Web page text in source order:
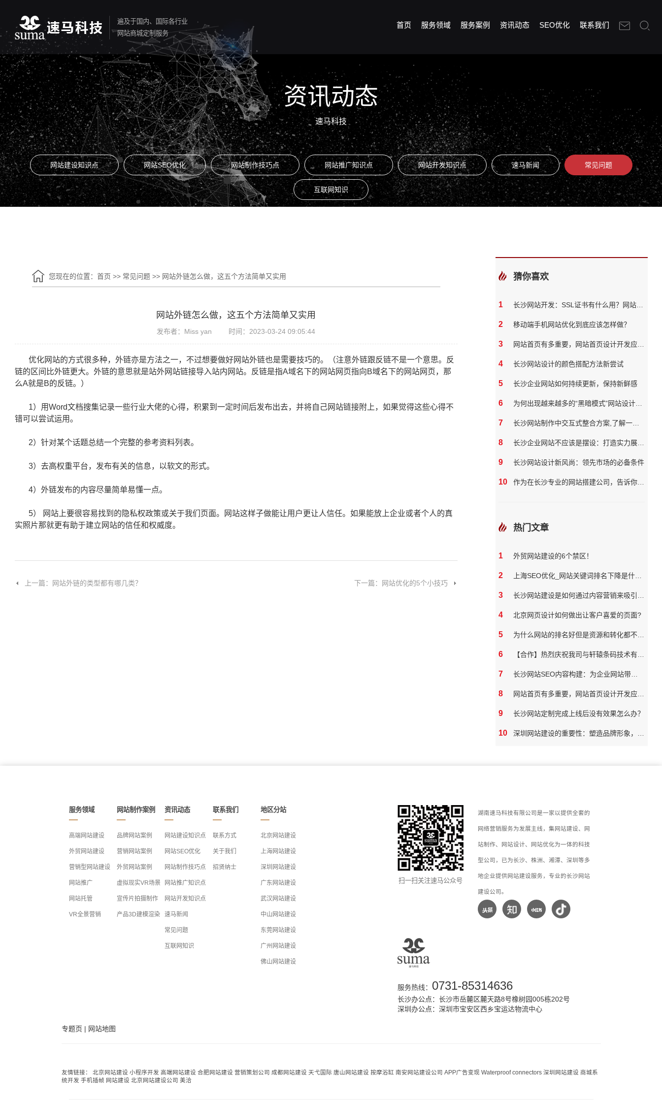
遍及于国内、国际各行业
网站商城定制服务
首页 服务领域 服务案例 资讯动态 SEO优化 联系我们
资讯动态
速马科技
网站建设知识点 网站SEO优化 网站制作技巧点 网站推广知识点 网站开发知识点 速马新闻 常见问题
互联网知识
您现在的位置： 首页 >> 常见问题 >> 网站外链怎么做，这五个方法简单又实用
网站外链怎么做，这五个方法简单又实用
发布者：Miss yan 时间：2023-03-24 09:05:44
优化网站的方式很多种，外链亦是方法之一，不过想要做好网站外链也是需要技巧的。（注意外链跟反链不是一个意思。反
链的区间比外链更大。外链的意思就是站外网站链接导入站内网站。反链是指A域名下的网站网页指向B域名下的网站网页，那
么A就是B的反链。）
1）用Word文档搜集记录一些行业大佬的心得，积累到一定时间后发布出去，并将自己网站链接附上，如果觉得这些心得不
错可以尝试运用。
2）针对某个话题总结一个完整的参考资料列表。
3）去高权重平台，发布有关的信息，以软文的形式。
4）外链发布的内容尽量简单易懂一点。
5） 网站上要很容易找到的隐私权政策或关于我们页面。网站这样子做能让用户更让人信任。如果能放上企业或者个人的真
实照片那就更有助于建立网站的信任和权威度。
上一篇：网站外链的类型都有哪几类？ 下一篇：网站优化的5个小技巧
猜你喜欢
1
2 移动端手机网站优化到底应该怎样做？
3
4 长沙网站设计的颜色搭配方法新尝试
5 长沙企业网站如何持续更新，保持新鲜感
6
7
8
9 长沙网站设计新风尚：领先市场的必备条件
10
热门文章
1 外贸网站建设的6个禁区！
2
3
4 北京网页设计如何做出让客户喜爱的页面?
5
6
7
8
9 长沙网站定制完成上线后没有效果怎么办？
10
服务领域
高端网站建设
外贸网站建设
营销型网站建设
网站推广
网站托管
VR全景营销
网站制作案例
品牌网站案例
营销网站案例
外贸网站案例
虚拟现实VR场景
宣传片拍摄制作
产品3D建模渲染
资讯动态
网站建设知识点
网站SEO优化
网站制作技巧点
网站推广知识点
网站开发知识点
速马新闻
常见问题
互联网知识
联系我们
联系方式
关于我们
招贤纳士
地区分站
北京网站建设
上海网站建设
深圳网站建设
广东网站建设
武汉网站建设
中山网站建设
东莞网站建设
广州网站建设
佛山网站建设
扫一扫关注速马公众号
湖南速马科技有限公司是一家以提供全套的
网络营销服务为发展主线，集网站建设、网
站制作、网站设计、网站优化为一体的科技
型公司，已为长沙、株洲、湘潭、深圳等多
地企业提供网站建设服务，专业的长沙网站
建设公司。
服务热线： 0731-85314636
长沙办公点：长沙市岳麓区麓天路8号橡树园005栋202号
深圳办公点：深圳市宝安区西乡宝运达物流中心
专题页 | 网站地图
友情链接： 北京网站建设 小程序开发 高端网站建设 合肥网站建设 营销策划公司 成都网站建设 天弋国际 唐山网站建设 按摩浴缸 南安网站建设公司 APP广告变现 Waterproof connectors 深圳网站建设 商城系
统开发 手机插帧 网站建设 北京网站建设公司 美洽